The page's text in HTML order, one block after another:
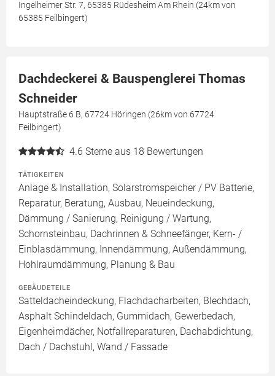
Ingelheimer Str. 7, 65385 Rüdesheim Am Rhein (24km von
65385 Feilbingert)
Dachdeckerei & Bauspenglerei Thomas
Schneider
Hauptstraße 6 B, 67724 Höringen (26km von 67724
Feilbingert)
4.6 Sterne aus 18 Bewertungen
TÄTIGKEITEN
Anlage & Installation, Solarstromspeicher / PV Batterie,
Reparatur, Beratung, Ausbau, Neueindeckung,
Dämmung / Sanierung, Reinigung / Wartung,
Schornsteinbau, Dachrinnen & Schneefänger, Kern- /
Einblasdämmung, Innendämmung, Außendämmung,
Hohlraumdämmung, Planung & Bau
GEBÄUDETEILE
Satteldacheindeckung, Flachdacharbeiten, Blechdach,
Asphalt Schindeldach, Gummidach, Gewerbedach,
Eigenheimdächer, Notfallreparaturen, Dachabdichtung,
Dach / Dachstuhl, Wand / Fassade